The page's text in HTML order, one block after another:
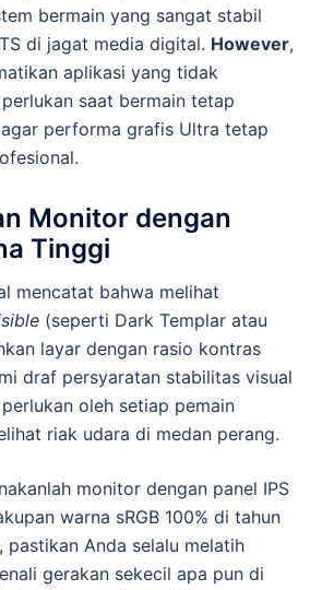
bermain yang sangat stabil
di jagat media digital. However,
aplikasi yang tidak
saat bermain tetap
performa grafis Ultra tetap
Monitor dengan
Tinggi
mencatat bahwa melihat
(seperti Dark Templar atau
layar dengan rasio kontras
draf persyaratan stabilitas visual
oleh setiap pemain
riak udara di medan perang.
monitor dengan panel IPS
warna sRGB 100% di tahun
, pastikan Anda selalu melatih
gerakan sekecil apa pun di